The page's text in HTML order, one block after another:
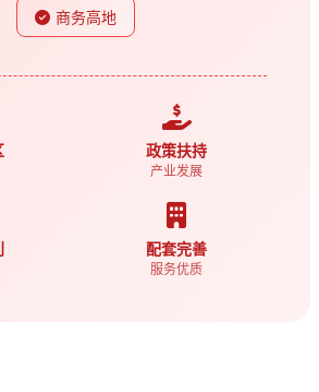
商务高地
政策扶持
产业发展
配套完善
服务优质